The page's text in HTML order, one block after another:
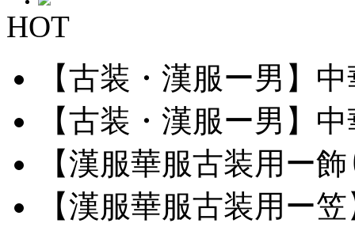
HOT
【古装・漢服ー男】
【古装・漢服ー男】
【漢服華服古装用ー
【漢服華服古装用ー